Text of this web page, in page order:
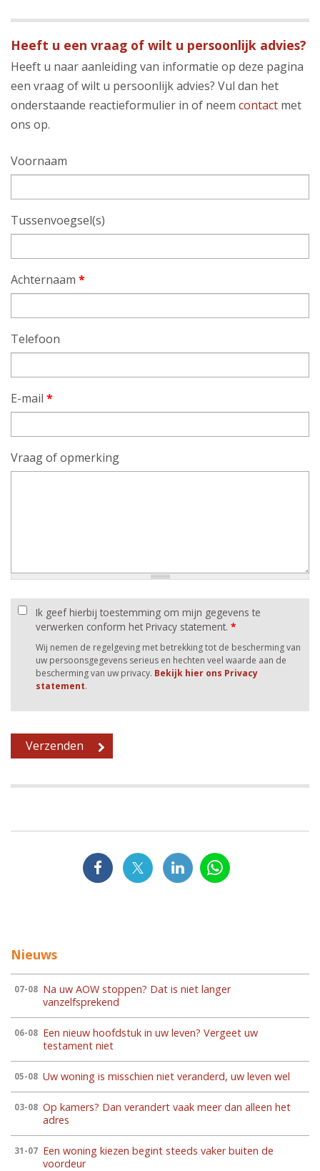
Heeft u een vraag of wilt u persoonlijk advies?
Heeft u naar aanleiding van informatie op deze pagina
een vraag of wilt u persoonlijk advies? Vul dan het
onderstaande reactieformulier in of neem contact met
ons op.
Voornaam
Tussenvoegsel(s)
Achternaam *
Telefoon
E-mail *
Vraag of opmerking
Ik geef hierbij toestemming om mijn gegevens te
verwerken conform het Privacy statement. *
Wij nemen de regelgeving met betrekking tot de bescherming van
uw persoonsgegevens serieus en hechten veel waarde aan de
bescherming van uw privacy. Bekijk hier ons Privacy
statement.
Nieuws
07-08 Na uw AOW stoppen? Dat is niet langer
vanzelfsprekend
06-08 Een nieuw hoofdstuk in uw leven? Vergeet uw
testament niet
05-08 Uw woning is misschien niet veranderd, uw leven wel
03-08 Op kamers? Dan verandert vaak meer dan alleen het
adres
31-07 Een woning kiezen begint steeds vaker buiten de
voordeur